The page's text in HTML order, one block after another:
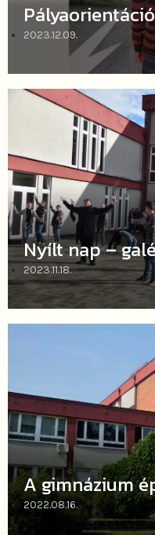
2023.12.09.
Nyílt nap –
2023.11.18.
A gimnázium
2022.08.16.